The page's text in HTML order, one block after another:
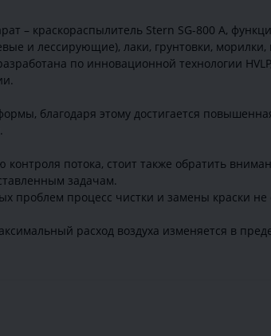
краскораспылитель Stern SG-800 A,
и лессирующие), лаки, грунтовки, морилки,
по инновационной технологии
благодаря этому достигается
потока, стоит также обратить
задачам.
проблем процесс чистки и замены краски не
расход воздуха изменяется в